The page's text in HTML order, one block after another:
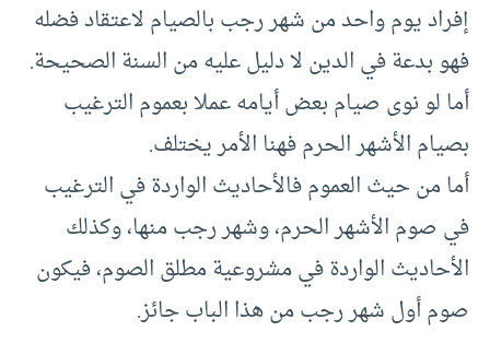
إفراد يوم واحد من شهر رجب بالصيام لاعتقاد فضله
فهو بدعة في الدين لا دليل عليه من السنة الصحيحة.
أما لو نوى صيام بعض أيامه عملا بعموم الترغيب
بصيام الأشهر الحرم فهنا الأمر يختلف.
أما من حيث العموم فالأحاديث الواردة في الترغيب
في صوم الأشهر الحرم، وشهر رجب منها، وكذلك
الأحاديث الواردة في مشروعية مطلق الصوم، فيكون
صوم أول شهر رجب من هذا الباب جائز.